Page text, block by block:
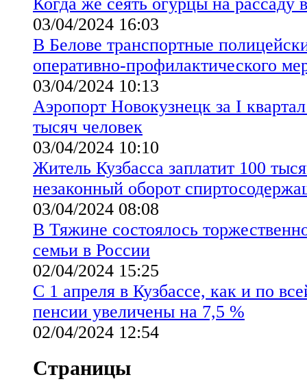
03/04/2024 16:03
В Белове транспортные
оперативно-профилактического
03/04/2024 10:13
Аэропорт Новокузнецк за I
тысяч человек
03/04/2024 10:10
Житель Кузбасса заплатит 100
незаконный оборот
03/04/2024 08:08
В Тяжине состоялось
семьи в России
02/04/2024 15:25
С 1 апреля в Кузбассе, как и по
пенсии увеличены на 7,5 %
02/04/2024 12:54
Страницы